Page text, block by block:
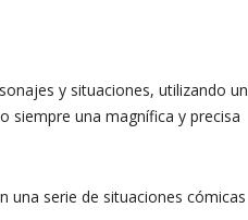
y situaciones, utilizando un
siempre una magnífica y precisa
una serie de situaciones cómicas